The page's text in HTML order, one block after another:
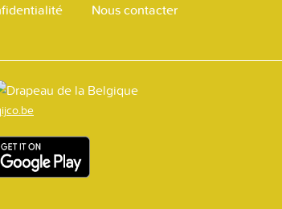
Nous contacter